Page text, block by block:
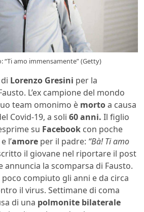
amo immensamente” (Getty)
Lorenzo Gresini per la
L’ex campione del mondo
team omonimo è mortoa causa
Covid-19, a soli 60 anni. Il figlio
su Facebook con poche
l’amore per il padre: “Bà! Ti amo
il giovane nel riportare il post
annuncia la scomparsa di Fausto.
compiuto gli anni e da circa
il virus. Settimane di coma
di una polmonite bilaterale